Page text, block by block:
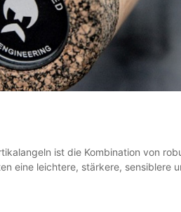
ist die Kombination von
eine leichtere, stärkere, sensiblere